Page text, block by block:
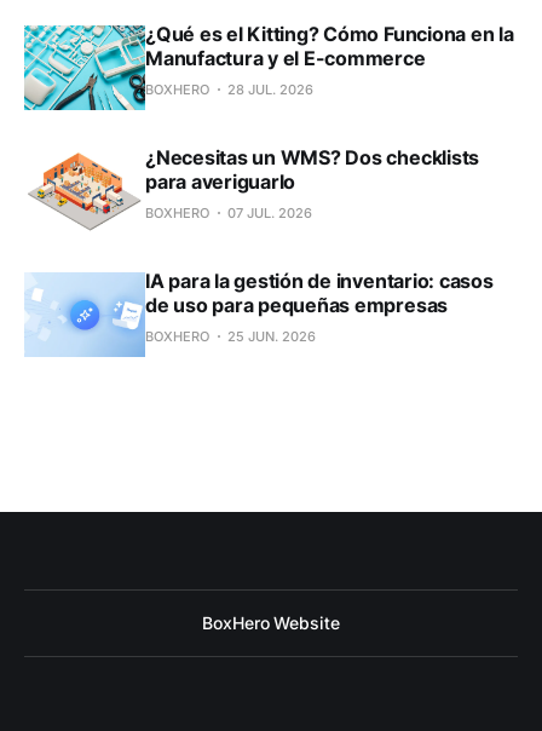
¿Qué es el Kitting? Cómo Funciona en la
Manufactura y el E-commerce
BOXHERO 28 JUL. 2026
¿Necesitas un WMS? Dos checklists
para averiguarlo
BOXHERO 07 JUL. 2026
IA para la gestión de inventario: casos
de uso para pequeñas empresas
BOXHERO 25 JUN. 2026
BoxHero Website